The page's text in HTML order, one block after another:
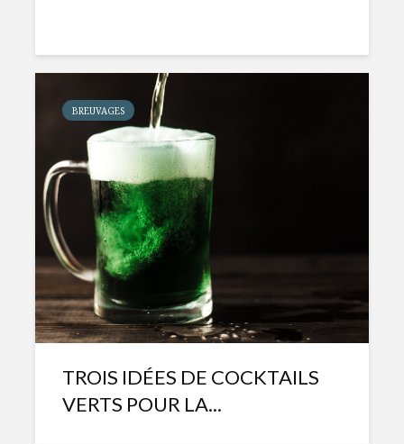
BREUVAGES
TROIS IDÉES DE COCKTAILS
VERTS POUR LA...